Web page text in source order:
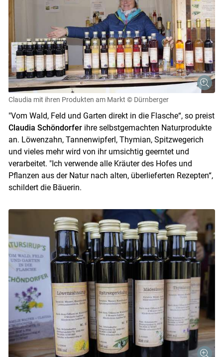
Claudia mit ihren Produkten am Markt © Dürnberger
"Vom Wald, Feld und Garten direkt in die Flasche“, so preist
Claudia Schöndorferihre selbstgemachten Naturprodukte
an. Löwenzahn, Tannenwipferl, Thymian, Spitzwegerich
und vieles mehr wird von ihr umsichtig geerntet und
verarbeitet. "Ich verwende alle Kräuter des Hofes und
Pflanzen aus der Natur nach alten, überlieferten Rezepten“,
schildert die Bäuerin.